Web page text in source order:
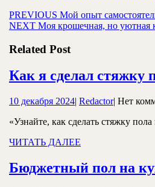
Навигация
по
записям
PREVIOUS Предыдущая
запись:
Мой опыт
NEXT Следующая
Моя крошечная, но уютная
Related Post
Как я сделал стяжку
10 декабря 202410
2024
| RedactorRedactor
| Нет
«Узнайте, как сделать стяжку
ЧИТАТЬ ДАЛЕЕ
Бюджетный пол на